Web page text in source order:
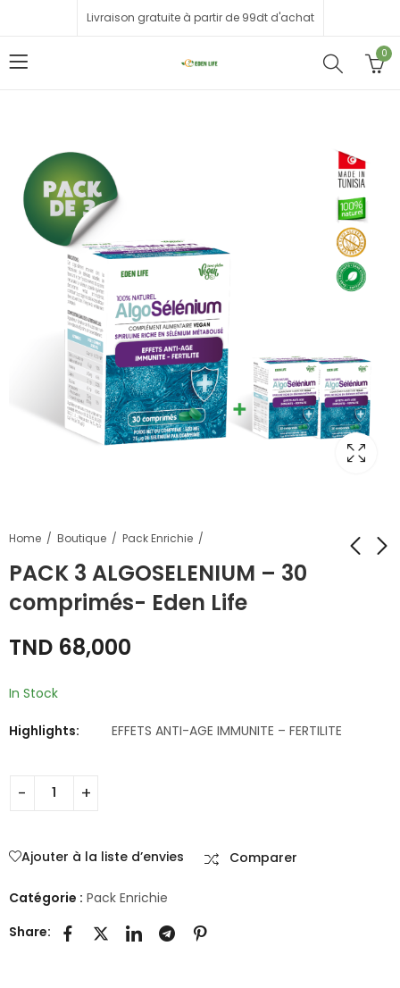
Livraison gratuite à partir de 99dt d'achat
0
Home Boutique Pack Enrichie
PACK 3 ALGOSELENIUM – 30
comprimés- Eden Life
TND 68,000
In Stock
Highlights: EFFETS ANTI-AGE IMMUNITE – FERTILITE
Ajouter à la liste d’envies Comparer
Catégorie : Pack Enrichie
Share: